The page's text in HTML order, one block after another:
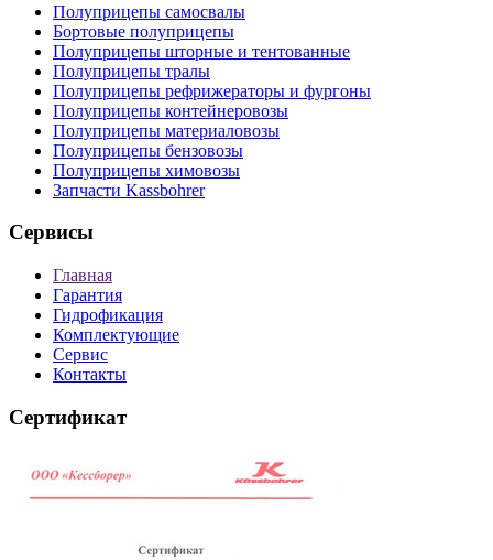
Полуприцепы самосвалы
Бортовые полуприцепы
Полуприцепы шторные и тентованные
Полуприцепы тралы
Полуприцепы рефрижераторы и фургоны
Полуприцепы контейнеровозы
Полуприцепы материаловозы
Полуприцепы бензовозы
Полуприцепы химовозы
Запчасти Kassbohrer
Сервисы
Главная
Гарантия
Гидрофикация
Комплектующие
Сервис
Контакты
Сертификат